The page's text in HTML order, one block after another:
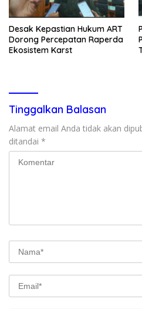
Desak Kepastian Hukum ART
Dorong Percepatan Raperda
Ekosistem Karst
Tinggalkan Balasan
Alamat email Anda tidak akan
ditandai *